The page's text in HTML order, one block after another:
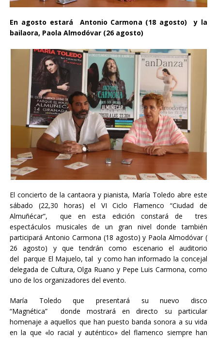
En agosto estará Antonio Carmona (18 agosto) y la
bailaora, Paola Almodóvar (26 agosto)
El concierto de la cantaora y pianista, María Toledo abre este
sábado (22,30 horas) el VI Ciclo Flamenco “Ciudad de
Almuñécar”, que en esta edición constará de tres
espectáculos musicales de un gran nivel donde también
participará Antonio Carmona (18 agosto) y Paola Almodóvar (
26 agosto) y que tendrán como escenario el auditorio
del parque El Majuelo, tal y como han informado la concejal
delegada de Cultura, Olga Ruano y Pepe Luis Carmona, como
uno de los organizadores del evento.
María Toledo que presentará su nuevo disco
“Magnética” donde mostrará en directo su particular
homenaje a aquellos que han puesto banda sonora a su vida
en la que «lo racial y auténtico» del flamenco siempre han